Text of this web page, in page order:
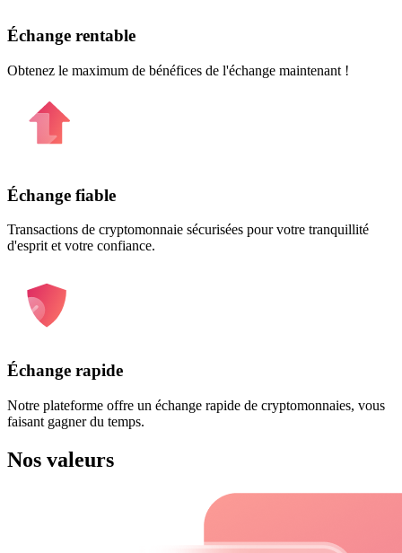
Échange rentable
Obtenez le maximum de bénéfices de l'échange maintenant !
Échange fiable
Transactions de cryptomonnaie sécurisées pour votre tranquillité
d'esprit et votre confiance.
Échange rapide
Notre plateforme offre un échange rapide de cryptomonnaies, vous
faisant gagner du temps.
Nos valeurs